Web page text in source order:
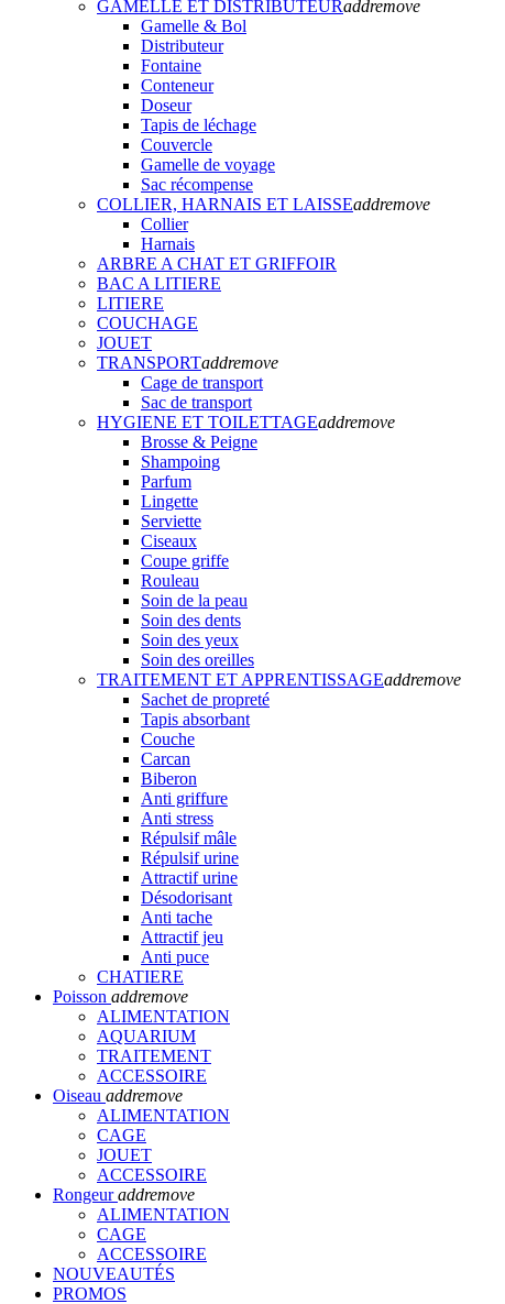
GAMELLE ET DISTRIBUTEURaddremove
Gamelle & Bol
Distributeur
Fontaine
Conteneur
Doseur
Tapis de léchage
Couvercle
Gamelle de voyage
Sac récompense
COLLIER, HARNAIS ET LAISSEaddremove
Collier
Harnais
ARBRE A CHAT ET GRIFFOIR
BAC A LITIERE
LITIERE
COUCHAGE
JOUET
TRANSPORTaddremove
Cage de transport
Sac de transport
HYGIENE ET TOILETTAGEaddremove
Brosse & Peigne
Shampoing
Parfum
Lingette
Serviette
Ciseaux
Coupe griffe
Rouleau
Soin de la peau
Soin des dents
Soin des yeux
Soin des oreilles
TRAITEMENT ET APPRENTISSAGEaddremove
Sachet de propreté
Tapis absorbant
Couche
Carcan
Biberon
Anti griffure
Anti stress
Répulsif mâle
Répulsif urine
Attractif urine
Désodorisant
Anti tache
Attractif jeu
Anti puce
CHATIERE
Poisson addremove
ALIMENTATION
AQUARIUM
TRAITEMENT
ACCESSOIRE
Oiseau addremove
ALIMENTATION
CAGE
JOUET
ACCESSOIRE
Rongeur addremove
ALIMENTATION
CAGE
ACCESSOIRE
NOUVEAUTÉS
PROMOS